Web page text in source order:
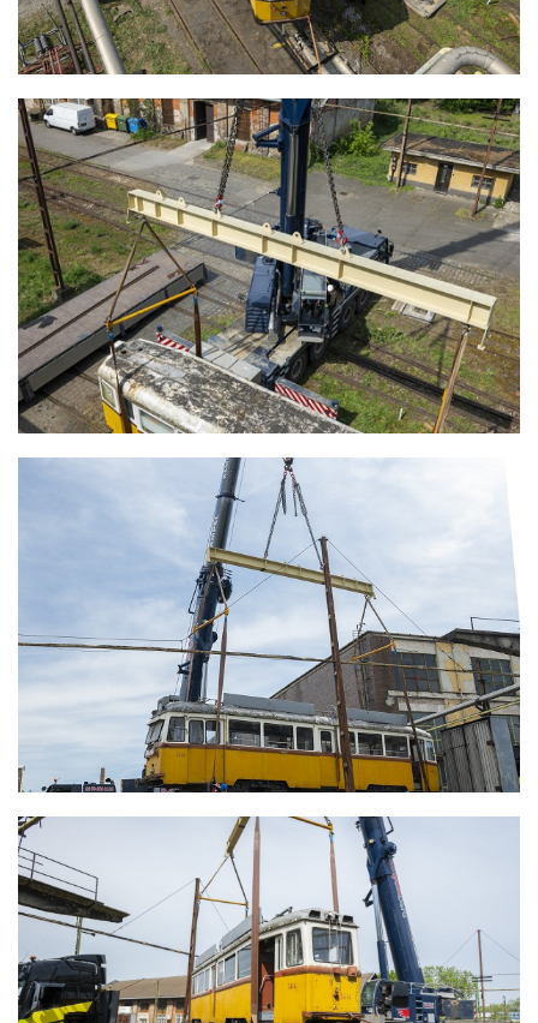
ZUGLIGETI VILLAMOSOK ELSZÁLLÍTÁSA
RESTAURÁLÁSRA
ZUGLIGETI VILLAMOSOK ELSZÁLLÍTÁSA
RESTAURÁLÁSRA
ZUGLIGETI VILLAMOSOK ELSZÁLLÍTÁSA
RESTAURÁLÁSRA